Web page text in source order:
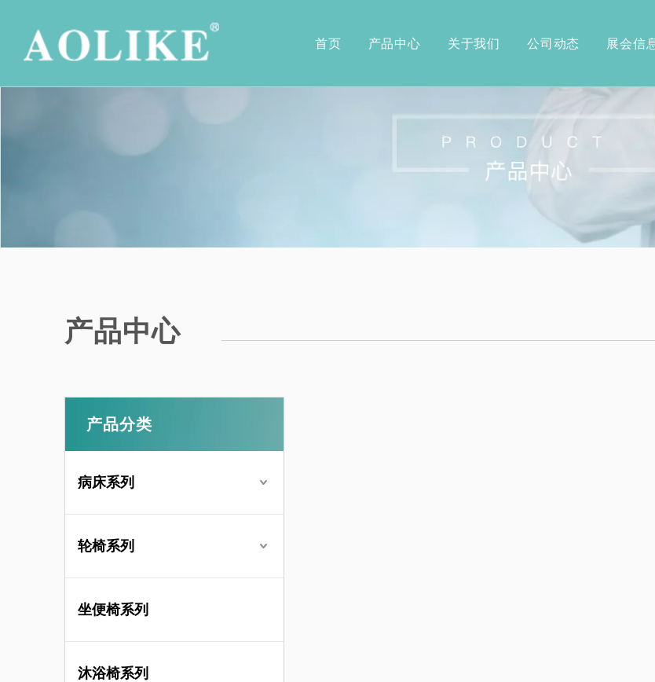
首页 产品中心
助行器系列 购物车系列 拐杖系列
关于我们 公司动态 展会信
产品中心
产品分类
病床系列
轮椅系列
坐便椅系列
沐浴椅系列